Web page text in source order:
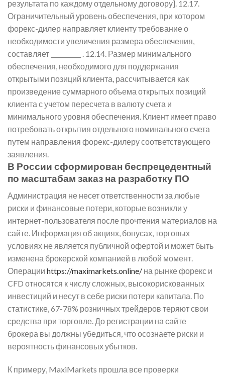
результата по каждому отдельному договору]. 12.17.
Ограничительный уровень обеспечения, при котором
форекс-дилер направляет клиенту требование о
необходимости увеличения размера обеспечения,
составляет __________ . 12.14. Размер минимального
обеспечения, необходимого для поддержания
открытыми позиций клиента, рассчитывается как
произведение суммарного объема открытых позиций
клиента с учетом пересчета в валюту счета и
минимального уровня обеспечения. Клиент имеет право
потребовать открытия отдельного номинального счета
путем направления форекс-дилеру соответствующего
заявления.
В России сформирован беспрецедентный
по масштабам заказ на разработку ПО
Администрация не несет ответственности за любые
риски и финансовые потери, которые возникли у
интернет-пользователя после прочтения материалов на
сайте. Информация об акциях, бонусах, торговых
условиях не является публичной офертой и может быть
изменена брокерской компанией в любой момент.
Операции https://maximarkets.online/ на рынке форекс и
CFD относятся к числу сложных, высокорискованных
инвестиций и несут в себе риски потери капитала. По
статистике, 67-78% розничных трейдеров теряют свои
средства при торговле. До регистрации на сайте
брокера вы должны убедиться, что осознаете риски и
вероятность финансовых убытков.
К примеру, MaxiMarkets прошла все проверки